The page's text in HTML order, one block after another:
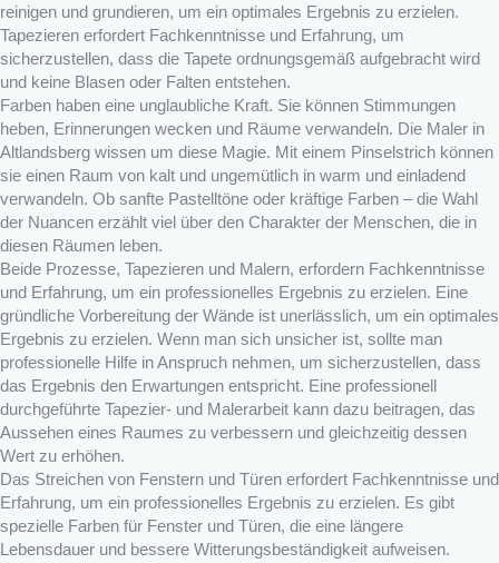
reinigen und grundieren, um ein optimales Ergebnis zu erzielen.
Tapezieren erfordert Fachkenntnisse und Erfahrung, um
sicherzustellen, dass die Tapete ordnungsgemäß aufgebracht wird
und keine Blasen oder Falten entstehen.
Farben haben eine unglaubliche Kraft. Sie können Stimmungen
heben, Erinnerungen wecken und Räume verwandeln. Die Maler in
Altlandsberg wissen um diese Magie. Mit einem Pinselstrich können
sie einen Raum von kalt und ungemütlich in warm und einladend
verwandeln. Ob sanfte Pastelltöne oder kräftige Farben – die Wahl
der Nuancen erzählt viel über den Charakter der Menschen, die in
diesen Räumen leben.
Beide Prozesse, Tapezieren und Malern, erfordern Fachkenntnisse
und Erfahrung, um ein professionelles Ergebnis zu erzielen. Eine
gründliche Vorbereitung der Wände ist unerlässlich, um ein optimales
Ergebnis zu erzielen. Wenn man sich unsicher ist, sollte man
professionelle Hilfe in Anspruch nehmen, um sicherzustellen, dass
das Ergebnis den Erwartungen entspricht. Eine professionell
durchgeführte Tapezier- und Malerarbeit kann dazu beitragen, das
Aussehen eines Raumes zu verbessern und gleichzeitig dessen
Wert zu erhöhen.
Das Streichen von Fenstern und Türen erfordert Fachkenntnisse und
Erfahrung, um ein professionelles Ergebnis zu erzielen. Es gibt
spezielle Farben für Fenster und Türen, die eine längere
Lebensdauer und bessere Witterungsbeständigkeit aufweisen.